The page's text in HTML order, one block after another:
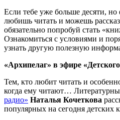
Если тебе уже больше десяти,
любишь читать и можешь
обязательно попробуй стать
Ознакомиться с условиями и
узнать другую полезную
«Архипелаг» в эфире
Тем, кто любит читать и
когда ему читают…
радио» Наталья Кочеткова
популярных на сегодня детских